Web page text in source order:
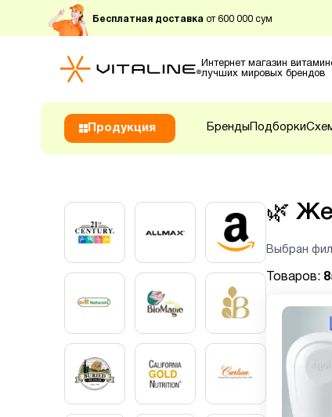
Бесплатная доставка от 600 000 сум
Интернет магазин
лучших мировых брендов
Продукция Бренды Подборки
🌿
Выбран
Товаров: